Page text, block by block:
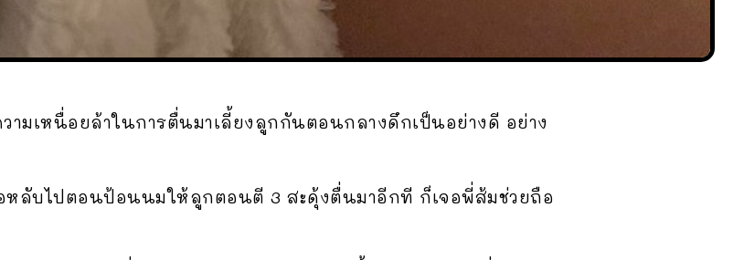
ามเหนื่อยล้าในการตื่นมาเลี้ยงลูกกันตอนกลางดึกเป็นอย่างดี อย่าง
หลับไปตอนป้อนนมให้ลูกตอนตี 3 สะดุ้งตื่นมาอีกที ก็เจอพี่ส้มช่วยถือ